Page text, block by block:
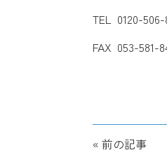
TEL 0120-506-
FAX 053-581-
« 前の記事